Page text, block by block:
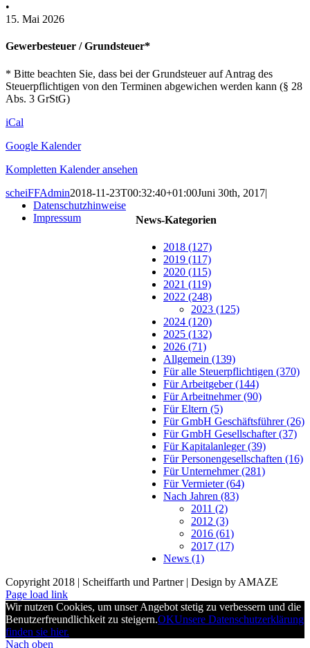
•
15. Mai 2026
Gewerbesteuer / Grundsteuer*
* Bitte beachten Sie, dass bei der Grundsteuer auf Antrag des
Steuerpflichtigen von den Terminen abgewichen werden kann (§ 28
Abs. 3 GrStG)
iCal
Google Kalender
Kompletten Kalender ansehen
scheiFFAdmin2018-11-23T00:32:40+01:00Juni 30th, 2017|
News-Kategorien
2018 (127)
2019 (117)
2020 (115)
2021 (119)
2022 (248)
2023 (125)
2024 (120)
2025 (132)
2026 (71)
Allgemein (139)
Für alle Steuerpflichtigen (370)
Für Arbeitgeber (144)
Für Arbeitnehmer (90)
Für Eltern (5)
Für GmbH Geschäftsführer (26)
Für GmbH Gesellschafter (37)
Für Kapitalanleger (39)
Für Personengesellschaften (16)
Für Unternehmer (281)
Für Vermieter (64)
Nach Jahren (83)
2011 (2)
2012 (3)
2016 (61)
2017 (17)
News (1)
Datenschutzhinweise
Impressum
Copyright 2018 | Scheiffarth und Partner | Design by AMAZE
Page load link
Wir nutzen Cookies, um unser Angebot stetig zu verbessern und die
Benutzerfreundlichkeit zu steigern.OKUnsere Datenschutzerklärung
finden sie hier.
Nach oben